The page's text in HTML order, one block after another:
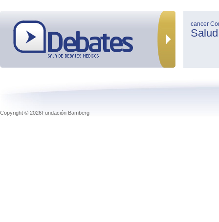
cancer
Salud
Copyright © 2026Fundación Bamberg